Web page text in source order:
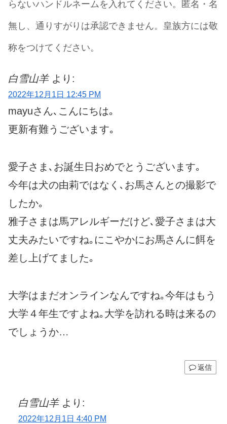
らないハンドルネームを入れてください。匿名・名
無し、通りすがりは承認できません。皇族方には敬
称をつけてください。
白雪山羊 より:
2022年12月1日 12:45 PM
mayuさん､こんにちは｡
更新有難うございます｡
愛子さま､お誕生日おめでとうございます｡
今年は犬の由莉ではなく､お馬さんとの撮影で
したか｡
雅子さまは馬アレルギーだけど､愛子さまは大
丈夫みたいですね｡にこやかにお馬さんに餌を
差し上げてました｡
大学はまだオンラインなんですね｡今年はもう
大学４年生ですよね｡大学を訪れる時は来るの
でしょうか…
返信
白雪山羊 より:
2022年12月1日 4:40 PM